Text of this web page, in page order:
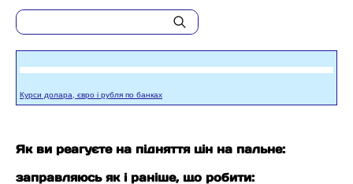
Курси долара, євро і рубля по банках
Як ви реагуєте на підняття цін на пальне:
заправляюсь як і раніше, що робити: